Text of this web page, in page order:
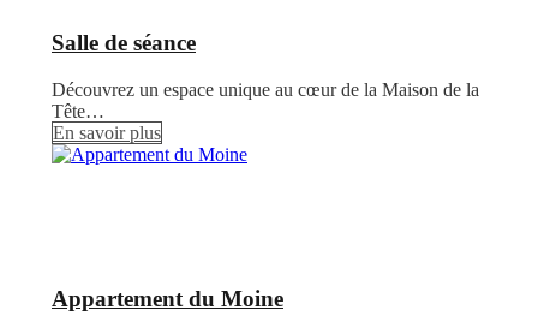
Salle de séance
Découvrez un espace unique au cœur de la Maison de la
Tête…
En savoir plus
Appartement du Moine